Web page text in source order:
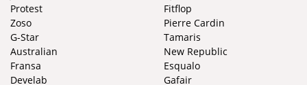
Protest
Zoso
Fitflop
Pierre Cardin
G-Star
Australian
Fransa
Develab
Tamaris
New Republic
Esqualo
Gafair